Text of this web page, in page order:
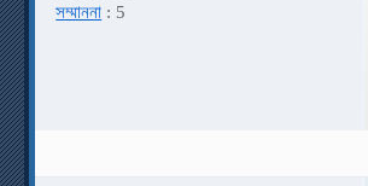
সম্মাননা : 5